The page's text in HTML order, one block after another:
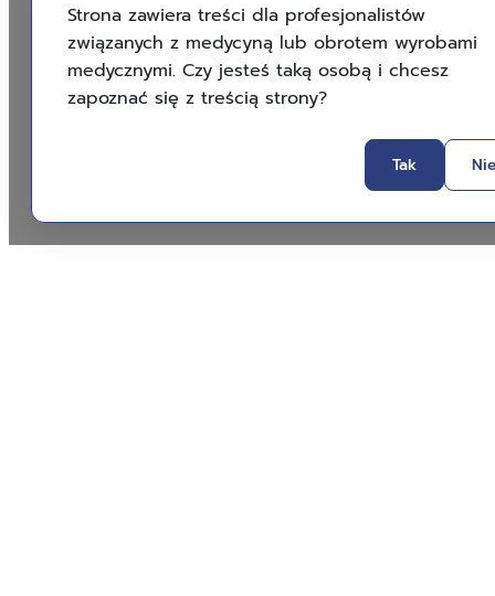
Strona zawiera treści dla profesjonalistów
związanych z medycyną lub obrotem wyrobami
medycznymi. Czy jesteś taką osobą i chcesz
zapoznać się z treścią strony?
Tak